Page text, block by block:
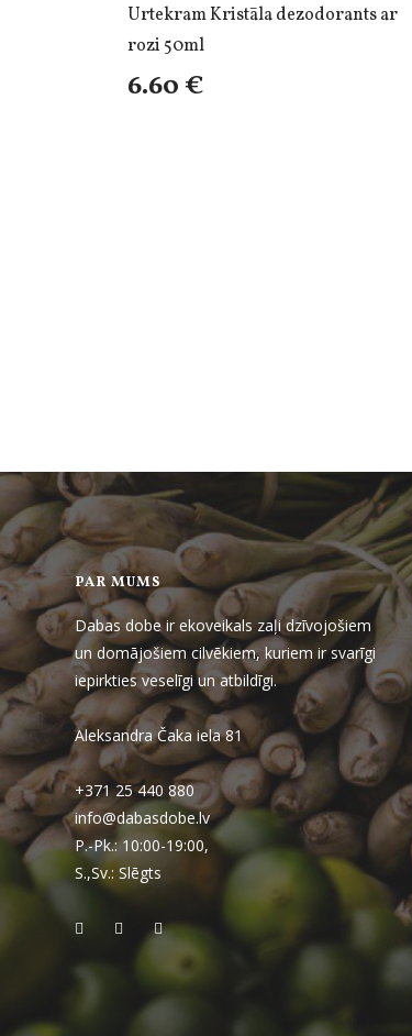
Urtekram Kristāla dezodorants ar
rozi 50ml
6.60 €
PAR MUMS
Dabas dobe ir ekoveikals zaļi dzīvojošiem
un domājošiem cilvēkiem, kuriem ir svarīgi
iepirkties veselīgi un atbildīgi.
Aleksandra Čaka iela 81
+371 25 440 880
info@dabasdobe.lv
P.-Pk.: 10:00-19:00,
S.,Sv.: Slēgts